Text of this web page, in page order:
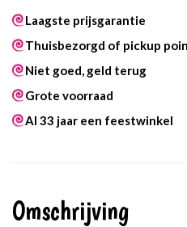
Laagste prijsgarantie
Thuisbezorgd of pickup
Niet goed, geld terug
Grote voorraad
Al 33 jaar een feestwinkel
Omschrijving